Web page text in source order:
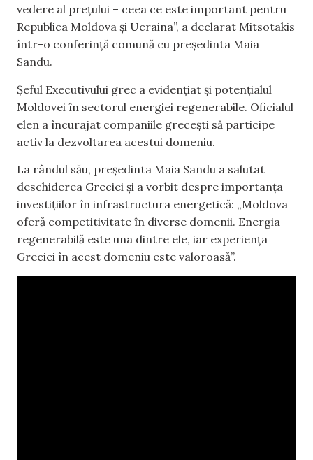
vedere al prețului – ceea ce este important pentru
Republica Moldova și Ucraina”, a declarat Mitsotakis
într-o conferință comună cu președinta Maia
Sandu.
Șeful Executivului grec a evidențiat și potențialul
Moldovei în sectorul energiei regenerabile. Oficialul
elen a încurajat companiile grecești să participe
activ la dezvoltarea acestui domeniu.
La rândul său, președinta Maia Sandu a salutat
deschiderea Greciei și a vorbit despre importanța
investițiilor în infrastructura energetică: „Moldova
oferă competitivitate în diverse domenii. Energia
regenerabilă este una dintre ele, iar experiența
Greciei în acest domeniu este valoroasă”.